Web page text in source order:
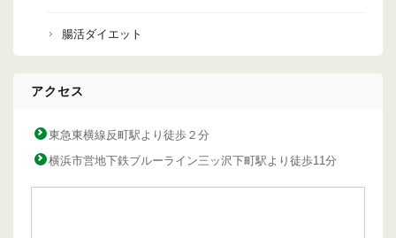
腸活ダイエット
アクセス
東急東横線反町駅より徒歩２分
横浜市営地下鉄ブルーライン三ッ沢下町駅より徒歩11分